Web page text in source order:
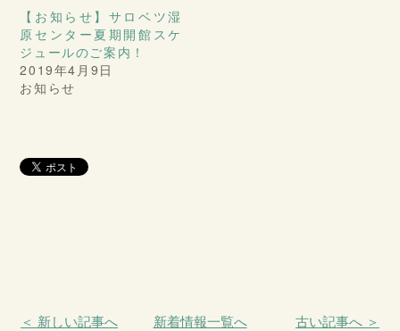
【お知らせ】サロベツ湿
原センター夏期開館スケ
ジュールのご案内！
2019年4月9日
お知らせ
＜ 新しい記事へ 新着情報一覧へ 古い記事へ ＞